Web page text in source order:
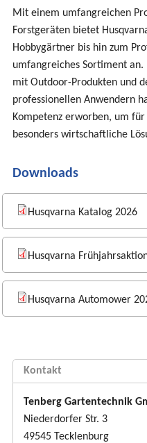
Mit einem umfangreichen
Forstgeräten bietet
Hobbygärtner bis hin zum
umfangreiches Sortiment
mit Outdoor-Produkten und
professionellen Anwendern
Kompetenz erworben, um
besonders wirtschaftliche
Downloads
Husqvarna Katalog 2026
Husqvarna
Husqvarna Automower
Kontakt
Tenberg Gartentechnik
Niederdorfer Str. 3
49545 Tecklenburg